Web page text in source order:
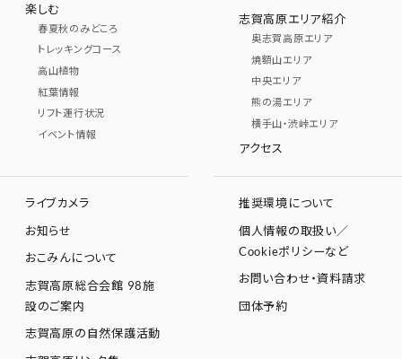
楽しむ
春夏秋のみどころ
トレッキングコース
高山植物
紅葉情報
リフト運行状況
イベント情報
志賀高原エリア紹介
奥志賀高原エリア
焼額山エリア
中央エリア
熊の湯エリア
横手山・渋峠エリア
アクセス
ライブカメラ
お知らせ
おこみんについて
志賀高原総合会館 98施
設のご案内
志賀高原の自然保護活動
推奨環境について
個人情報の取扱い／
Cookieポリシーなど
お問い合わせ・資料請求
団体予約